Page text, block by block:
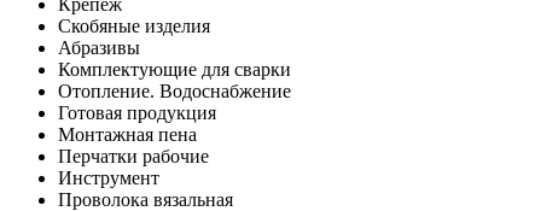
Крепеж
Скобяные изделия
Абразивы
Комплектующие для сварки
Отопление. Водоснабжение
Готовая продукция
Монтажная пена
Перчатки рабочие
Инструмент
Проволока вязальная